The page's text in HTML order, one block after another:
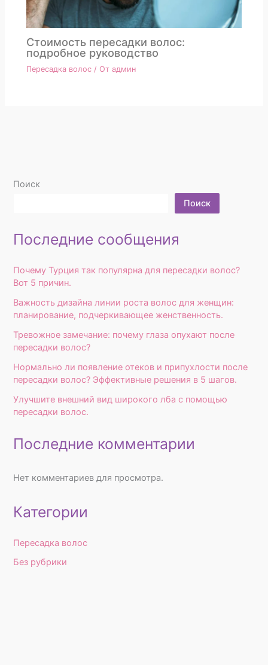
Стоимость пересадки волос:
подробное руководство
Пересадка волос / Отадмин
Поиск
Поиск
Последние сообщения
Почему Турция так популярна для пересадки волос?
Вот 5 причин.
Важность дизайна линии роста волос для женщин:
планирование, подчеркивающее женственность.
Тревожное замечание: почему глаза опухают после
пересадки волос?
Нормально ли появление отеков и припухлости после
пересадки волос? Эффективные решения в 5 шагов.
Улучшите внешний вид широкого лба с помощью
пересадки волос.
Последние комментарии
Нет комментариев для просмотра.
Категории
Пересадка волос
Без рубрики